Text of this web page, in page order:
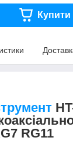
Купити
RG11